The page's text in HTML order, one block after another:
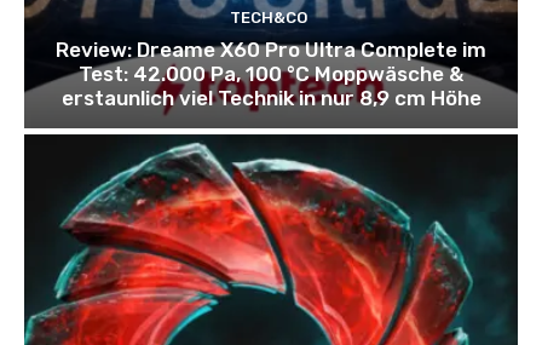
TECH&CO
Review: Dreame X60 Pro Ultra Complete im
Test: 42.000 Pa, 100 °C Moppwäsche &
erstaunlich viel Technik in nur 8,9 cm Höhe